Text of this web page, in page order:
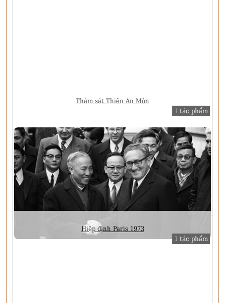
Thảm sát Thiên An Môn
1 tác phẩm
Hiệp định Paris 1973
1 tác phẩm